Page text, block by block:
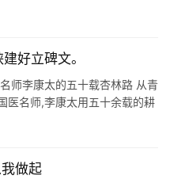
好立碑文。
师李康太的五十载杏林路 从青
医名师,李康太用五十余载的耕
做起